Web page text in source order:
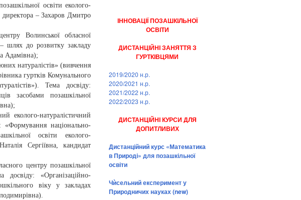
освіти еколого-
директора – Захаров Дмитро
Волинської обласної
– шлях до розвитку закладу
Адамівна);
натуралістів» (вивчення
гуртків Комунального
Тема досвіду:
засобами позашкільної
еколого-натуралістичний
«Формування національно-
освіти еколого-
Сергіївна, кандидат
центру позашкільної
«Організаційно-
віку у закладах
ІННОВАЦІЇ ПОЗАШКІЛЬНОЇ
ОСВІТИ
ДИСТАНЦІЙНІ ЗАНЯТТЯ З
ГУРТКІВЦЯМИ
2019/2020 н.р.
2020/2021 н.р.
2021/2022 н.р.
2022/2023 н.р.
ДИСТАНЦІЙНІ КУРСИ ДЛЯ
ДОПИТЛИВИХ
Дистанційний курс «Математика
в Природі» для позашкільної
освіти
Чѝсельний експеримент у
Природничих науках (new)